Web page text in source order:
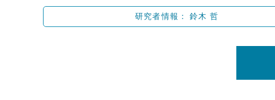
研究者情報： 鈴木 哲